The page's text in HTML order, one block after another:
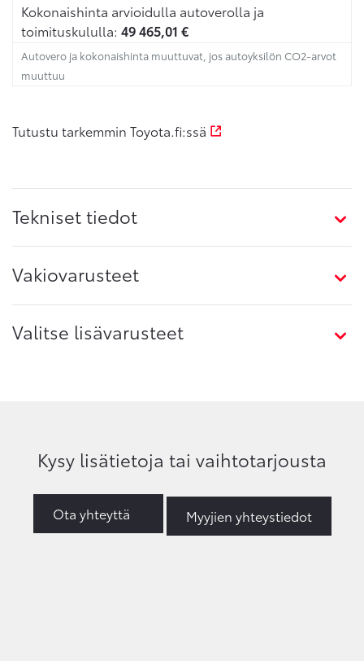
Kokonaishinta arvioidulla autoverolla ja
toimituskululla: 49 465,01 €
Autovero ja kokonaishinta muuttuvat, jos autoyksilön CO2-arvot
muuttuu
Tutustu tarkemmin Toyota.fi:ssä
Tekniset tiedot
Vakiovarusteet
Valitse lisävarusteet
Kysy lisätietoja tai vaihtotarjousta
Ota yhteyttä Myyjien yhteystiedot